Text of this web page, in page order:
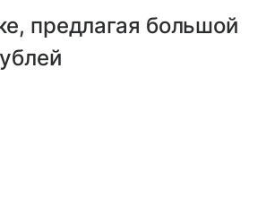
предлагая большой